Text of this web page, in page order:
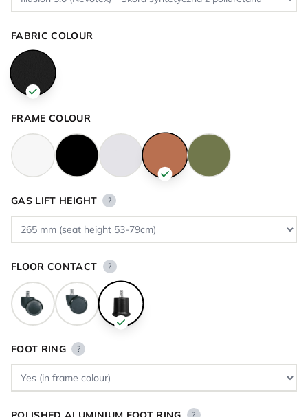
FABRIC COLOUR
FRAME COLOUR
GAS LIFT HEIGHT ?
FLOOR CONTACT ?
FOOT RING ?
?